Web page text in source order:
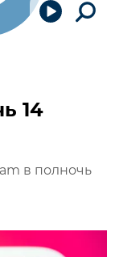
14
в полночь